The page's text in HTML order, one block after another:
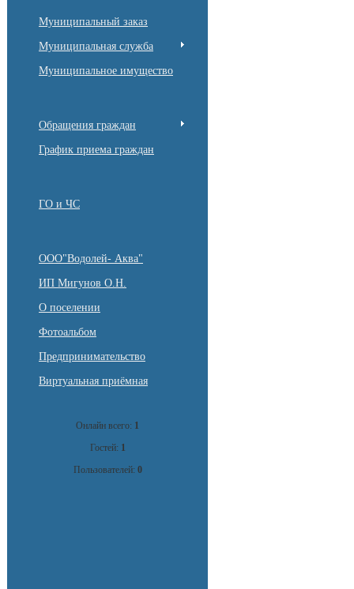
Муниципальный заказ
Муниципальная служба
Муниципальное имущество
Обращения граждан
График приема граждан
ГО и ЧС
ООО"Водолей- Аква"
ИП Мигунов О.Н.
О поселении
Фотоальбом
Предпринимательство
Виртуальная приёмная
Онлайн всего: 1
Гостей: 1
Пользователей: 0